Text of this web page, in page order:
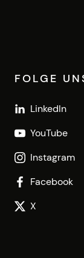
FOLGE
LinkedIn
YouTube
Instagram
Facebook
X